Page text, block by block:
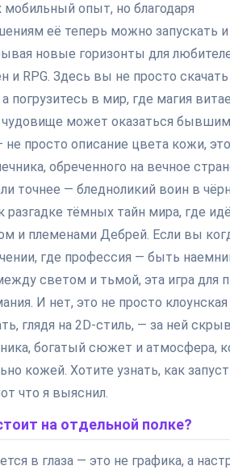
опыт, но благодаря
её теперь можно запускать и
новые горизонты для
и RPG. Здесь вы не просто скачать
погрузитесь в мир, где магия
чудовище может оказаться бывшим
просто описание цвета кожи, это
обреченного на вечное
точнее — бледноликий воин в
разгадке тёмных тайн мира, где
и племенами Дебрей. Если вы
где профессия — быть
светом и тьмой, эта игра для
И нет, это не просто
глядя на 2D-стиль, — за ней
богатый сюжет и атмосфера,
кожей. Хотите узнать, как
что я выяснил.
на отдельной полке?
в глаза — это не графика, а